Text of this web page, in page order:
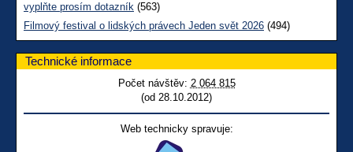
vyplňte prosím dotazník (563)
Filmový festival o lidských právech Jeden svět 2026 (494)
Technické informace
Počet návštěv: 2 064 815
(od 28.10.2012)
Web technicky spravuje: